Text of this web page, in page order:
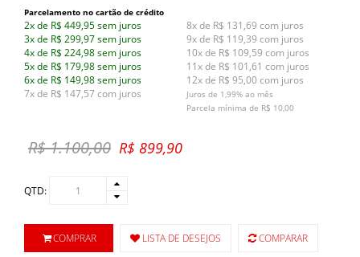
Parcelamento no cartão de crédito
2x de R$ 449,95 sem juros
3x de R$ 299,97 sem juros
4x de R$ 224,98 sem juros
5x de R$ 179,98 sem juros
6x de R$ 149,98 sem juros
7x de R$ 147,57 com juros
8x de R$ 131,69 com juros
9x de R$ 119,39 com juros
10x de R$ 109,59 com juros
11x de R$ 101,61 com juros
12x de R$ 95,00 com juros
Juros de 1,99% ao mês
Parcela mínima de R$ 10,00
R$ 1.100,00 R$ 899,90
QTD:
COMPRAR LISTA DE DESEJOS COMPARAR